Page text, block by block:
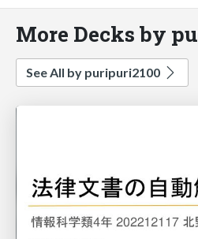
More Decks by
See All by puripuri2100